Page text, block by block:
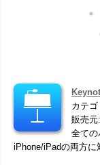
カテ
販売元
全ての
iPhone/iPadの両方に